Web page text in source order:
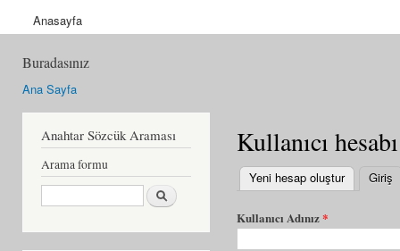
Anasayfa
Buradasınız
Ana Sayfa
Anahtar Sözcük Araması
Arama formu
Ara
Kullanıcı hesabı
Yeni hesap oluştur Giriş
Kullanıcı Adınız*